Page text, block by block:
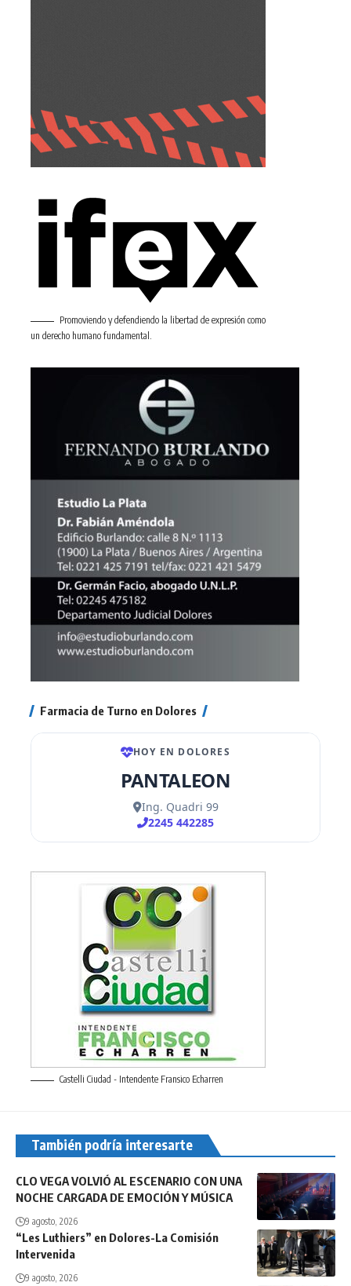
Promoviendo y defendiendo la libertad de expresión como
un derecho humano fundamental.
Farmacia de Turno en Dolores
Castelli Ciudad - Intendente Fransico Echarren
También podría interesarte
CLO VEGA VOLVIÓ AL ESCENARIO CON UNA
NOCHE CARGADA DE EMOCIÓN Y MÚSICA
9 agosto, 2026
“Les Luthiers” en Dolores-La Comisión
Intervenida
9 agosto, 2026